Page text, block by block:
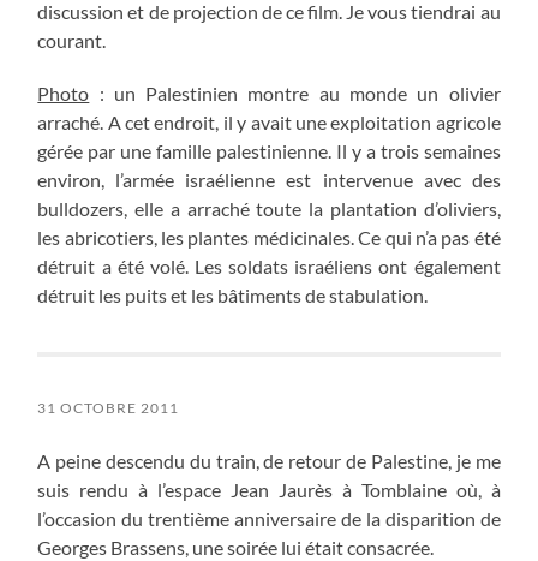
discussion et de projection de ce film. Je vous tiendrai au
courant.
Photo : un Palestinien montre au monde un olivier
arraché. A cet endroit, il y avait une exploitation agricole
gérée par une famille palestinienne. Il y a trois semaines
environ, l’armée israélienne est intervenue avec des
bulldozers, elle a arraché toute la plantation d’oliviers,
les abricotiers, les plantes médicinales. Ce qui n’a pas été
détruit a été volé. Les soldats israéliens ont également
détruit les puits et les bâtiments de stabulation.
31 OCTOBRE 2011
A peine descendu du train, de retour de Palestine, je me
suis rendu à l’espace Jean Jaurès à Tomblaine où, à
l’occasion du trentième anniversaire de la disparition de
Georges Brassens, une soirée lui était consacrée.